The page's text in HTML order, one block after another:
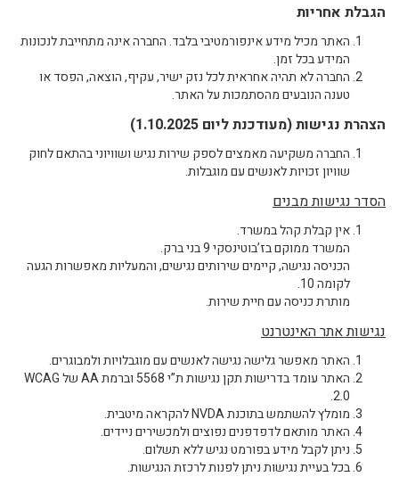
הגבלת אחריות
האתר מכיל מידע אינפורמטיבי בלבד. החברה אינה מתחייבת לנכונות
המידע בכל זמן.
החברה לא תהיה אחראית לכל נזק ישיר, עקיף, הוצאה, הפסד או
טענה הנובעים מהסתמכות על האתר.
הצהרת נגישות (מעודכנת ליום 1.10.2025)
החברה משקיעה מאמצים לספק שירות נגיש ושוויוני בהתאם לחוק
שוויון זכויות לאנשים עם מוגבלות.
הסדר נגישות מבנים
אין קבלת קהל במשרד.
המשרד ממוקם בז’בוטינסקי 9 בני ברק.
הכניסה נגישה, קיימים שירותים נגישים, והמעליות מאפשרות הגעה
לקומה 10.
מותרת כניסה עם חיית שירות.
נגישות אתר האינטרנט
האתר מאפשר גלישה נגישה לאנשים עם מוגבלויות ולמבוגרים.
האתר עומד בדרישות תקן נגישות ת”י 5568 וברמת AA של WCAG
2.0.
מומלץ להשתמש בתוכנת NVDA להקראה מיטבית.
האתר מותאם לדפדפנים נפוצים ולמכשירים ניידים.
ניתן לקבל מידע בפורמט נגיש ללא תשלום.
בכל בעיית נגישות ניתן לפנות לרכזת הנגישות.